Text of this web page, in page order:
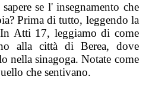
se l' insegnamento che
Prima di tutto, leggendo la
Atti 17, leggiamo di come
alla città di Berea, dove
nella sinagoga. Notate come
che sentivano.